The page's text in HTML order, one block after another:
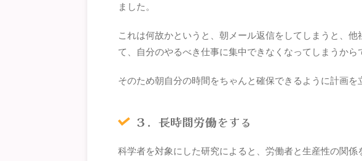
ました。
これは何故かというと、朝メール返信をしてしまうと、
て、自分のやるべき仕事に集中できなくなってしまうから
そのため朝自分の時間をちゃんと確保できるように計画を
３．長時間労働をする
科学者を対象にした研究によると、労働者と生産性の関